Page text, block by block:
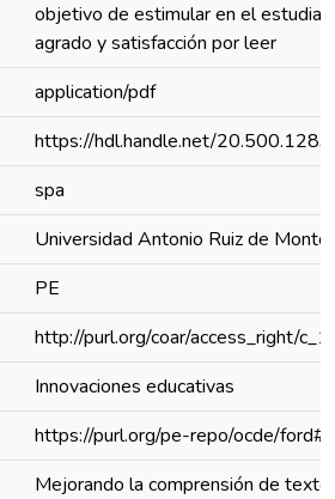
objetivo de estimular en el
agrado y satisfacción por leer
application/pdf
https://hdl.handle.net/
spa
Universidad Antonio Ruiz de
PE
http://purl.org/coar/access_right/
Innovaciones educativas
https://purl.org/pe-repo/ocde/
Mejorando la comprensión de